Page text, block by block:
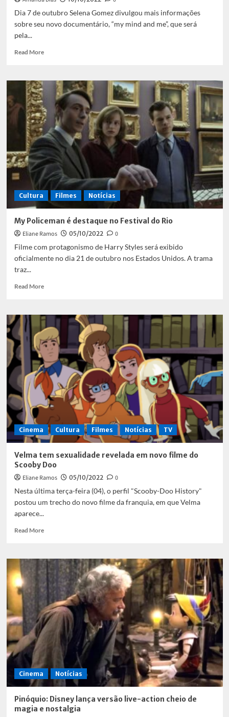
Dia 7 de outubro Selena Gomez divulgou mais informações
sobre seu novo documentário, “my mind and me”, que será
pela...
Read MoreRead
“Estou
grata
estar
viva”:
Selena
Gomez
lança
trailer
de
seu
documentário
Cultura
Filmes Notícias
My Policeman é destaque no Festival do Rio
Eliane Ramos 05/10/2022
0
Filme com protagonismo de Harry Styles será exibido
oficialmente no dia 21 de outubro nos Estados Unidos. A trama
traz...
Read MoreRead
My
Policeman
é
destaque
no
Festival
do
Rio
Cinema Cultura Filmes Notícias TV
Velma tem sexualidade revelada em novo filme do
Scooby Doo
Eliane Ramos 05/10/2022
0
Nesta última terça-feira (04), o perfil "Scooby-Doo History"
postou um trecho do novo filme da franquia, em que Velma
aparece...
Read MoreRead
Velma
tem
sexualidade
revelada
novo
filme
do
Cinema Notícias
Pinóquio: Disney lança versão live-action cheio de
magia e nostalgia